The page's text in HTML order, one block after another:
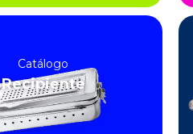
Catálogo
Recipiente